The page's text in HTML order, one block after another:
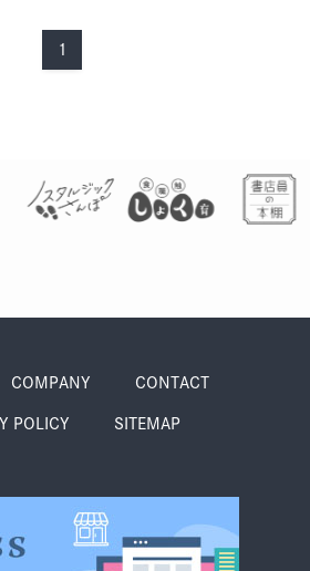
イベント
1
COMPANY CONTACT
POLICY SITEMAP